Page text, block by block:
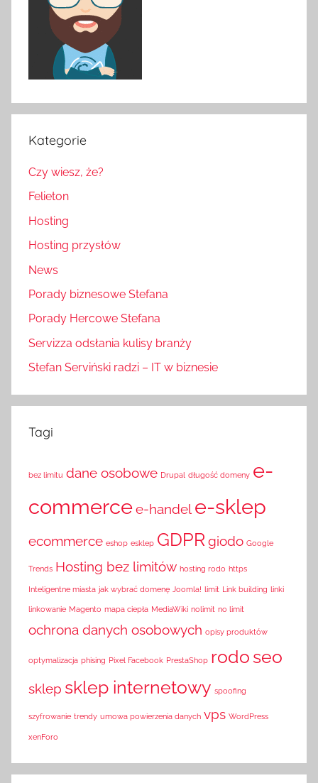
Kategorie
Czy wiesz, że?
Felieton
Hosting
Hosting przysłów
News
Porady biznesowe Stefana
Porady Hercowe Stefana
Servizza odsłania kulisy branży
Stefan Serviński radzi – IT w biznesie
Tagi
bez limitu dane osobowe Drupal długość domeny e-
commercee-handel e-sklep
ecommerce eshop esklep GDPRgiodo Google
Trends Hosting bez limitów hosting rodo https
Inteligentne miasta jak wybrać domenę Joomla! limit Link building linki
linkowanie Magento mapa ciepła MediaWiki nolimit no limit
ochrona danych osobowych opisy produktów
optymalizacja phising Pixel Facebook PrestaShop rodo seo
sklep sklep internetowy spoofing
szyfrowanie trendy umowa powierzenia danych vps WordPress
xenForo